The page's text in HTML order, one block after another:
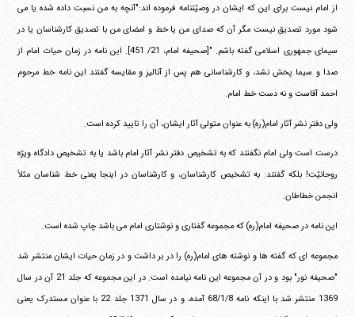
از امام نیست برای این که ایشان در وصیّتنامه فرموده اند:"آنچه به من نسبت داده شده یا می
شود مورد تصدیق نیست مگر آن که صدای من یا خط و امضای من با تصدیق کارشناسان یا در
سیمای جمهوری اسلامی گفته باشم. "[صحیفه امام، 21/ 451]. این نامه در زمان حیات امام از
صدا و سیما پخش نشد، و کارشناسانی هم پس از آنالیز و مقایسه گفتند این نامه خط مرحوم
احمد آقاست و نه دست خط امام.
ولی دفتر نشر آثار امام(ره) به عنوان متولی آثار ایشان، آن را تایید کرده است.
درست است ولی امام نگفتند که به تشخیص دفتر نشر آثار امام باشد یا به تشخیص دادگاه ویژه
روحانیّت! بلکه گفتند: به تشخیص کارشناسان، و کارشناسان در اینجا یعنی خط شناسان مثلاً
انجمن خطاطان.
این نامه در صحیفه امام(ره) که مجموعه گفتاری و نوشتاری امام می باشد چاپ شده است.
مجموعه ای که گفته ها و نوشته های امام(ره) را در بر داشت و در زمان حیات ایشان منتشر شد
"صحیفه نور" بود و در آن مجموعه این نامه نیامده است. در این مجموعه که جلد 21 آن در سال
1369 منتشر شد با اینکه نامه 68/1/8 آمده، و در سال 1371 جلد 22 با عنوان مستدرک یعنی